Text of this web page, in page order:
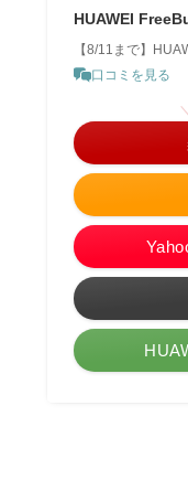
HUAWEI
【8/11まで】
口コミを見る